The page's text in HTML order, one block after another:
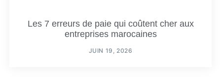
Les 7 erreurs de paie qui coûtent cher aux
entreprises marocaines
JUIN 19, 2026